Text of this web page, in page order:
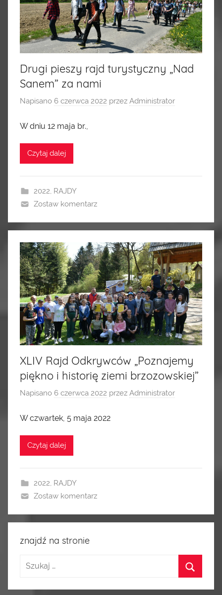
Drugi pieszy rajd turystyczny „Nad
Sanem” za nami
Napisano 6 czerwca 2022 przez Administrator
W dniu 12 maja br.,
Czytaj dalej
2022, RAJDY
Zostaw komentarz
XLIV Rajd Odkrywców „Poznajemy
piękno i historię ziemi brzozowskiej”
Napisano 6 czerwca 2022 przez Administrator
W czwartek, 5 maja 2022
Czytaj dalej
2022, RAJDY
Zostaw komentarz
znajdź na stronie